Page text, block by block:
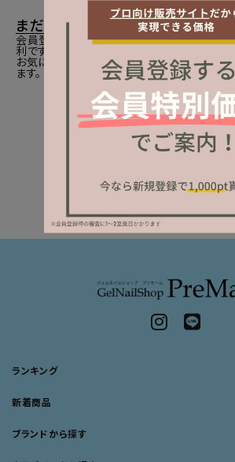
まだご登録がお済みでないお客様
会員登録をしていただきますと、二度目の
利です。
お気に入り商品をご登録いただけるなどお
ます。
会員登録
ランキング
新着商品
ブランドから探す